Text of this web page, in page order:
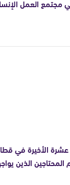
في مجتمع العمل
الأخيرة في
المحتاجين الذين